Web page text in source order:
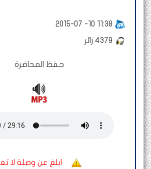
2015-07 -10 11:38
4379 زائر
حفظ المحاضرة
ابلغ عن وصلة لا